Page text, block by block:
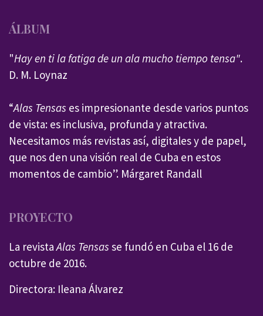
ÁLBUM
"Hay en ti la fatiga de un ala mucho tiempo tensa".
D. M. Loynaz
“Alas Tensas es impresionante desde varios puntos
de vista: es inclusiva, profunda y atractiva.
Necesitamos más revistas así, digitales y de papel,
que nos den una visión real de Cuba en estos
momentos de cambio”. Márgaret Randall
PROYECTO
La revistaAlas Tensas se fundó en Cuba el 16 de
octubre de 2016.
Directora: Ileana Álvarez